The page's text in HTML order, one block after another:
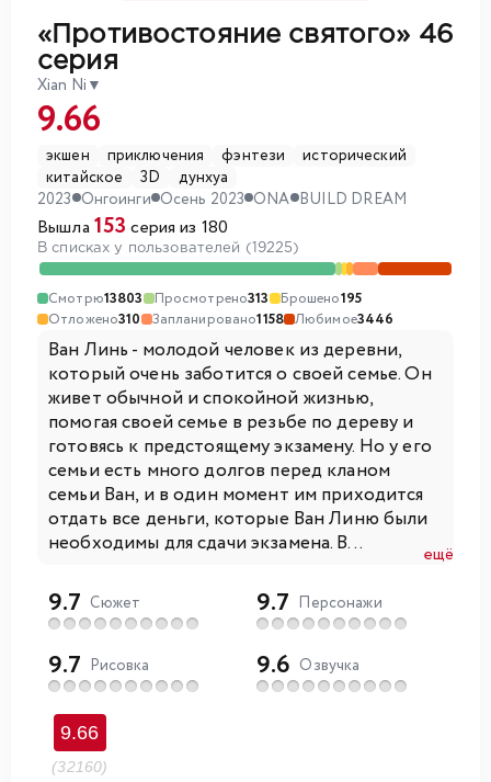
«Противостояние святого» 46
серия
Xian Ni ▼
9.66
экшен приключения фэнтези
исторический
китайское
3D
дунхуа
2023 Онгоинги Осень 2023 ONA BUILD DREAM
Вышла 153 серия из 180
В списках у пользователей (19225)
Смотрю13803 Просмотрено313 Брошено195
Отложено310 Запланировано1158 Любимое3446
Ван Линь - молодой человек из деревни,
который очень заботится о своей семье. Он
живет обычной и спокойной жизнью,
помогая своей семье в резьбе по дереву и
готовясь к предстоящему экзамену. Но у его
семьи есть много долгов перед кланом
семьи Ван, и в один момент им приходится
отдать все деньги, которые Ван Линю были
необходимы для сдачи экзамена. В...
ещё
9.7 Сюжет 9.7 Персонажи
9.7 Рисовка 9.6 Озвучка
9.66
(32160)